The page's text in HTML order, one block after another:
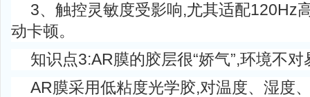
3、触控灵敏度受影响,尤其适配120Hz
动卡顿。
知识点3:AR膜的胶层很“娇气”,环境不对
AR膜采用低粘度光学胶,对温度、湿度